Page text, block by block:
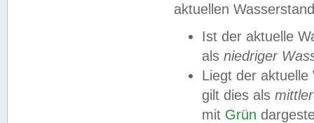
aktuellen
Ist der aktuelle
als niedriger
Liegt der
gilt dies als
mit Grün